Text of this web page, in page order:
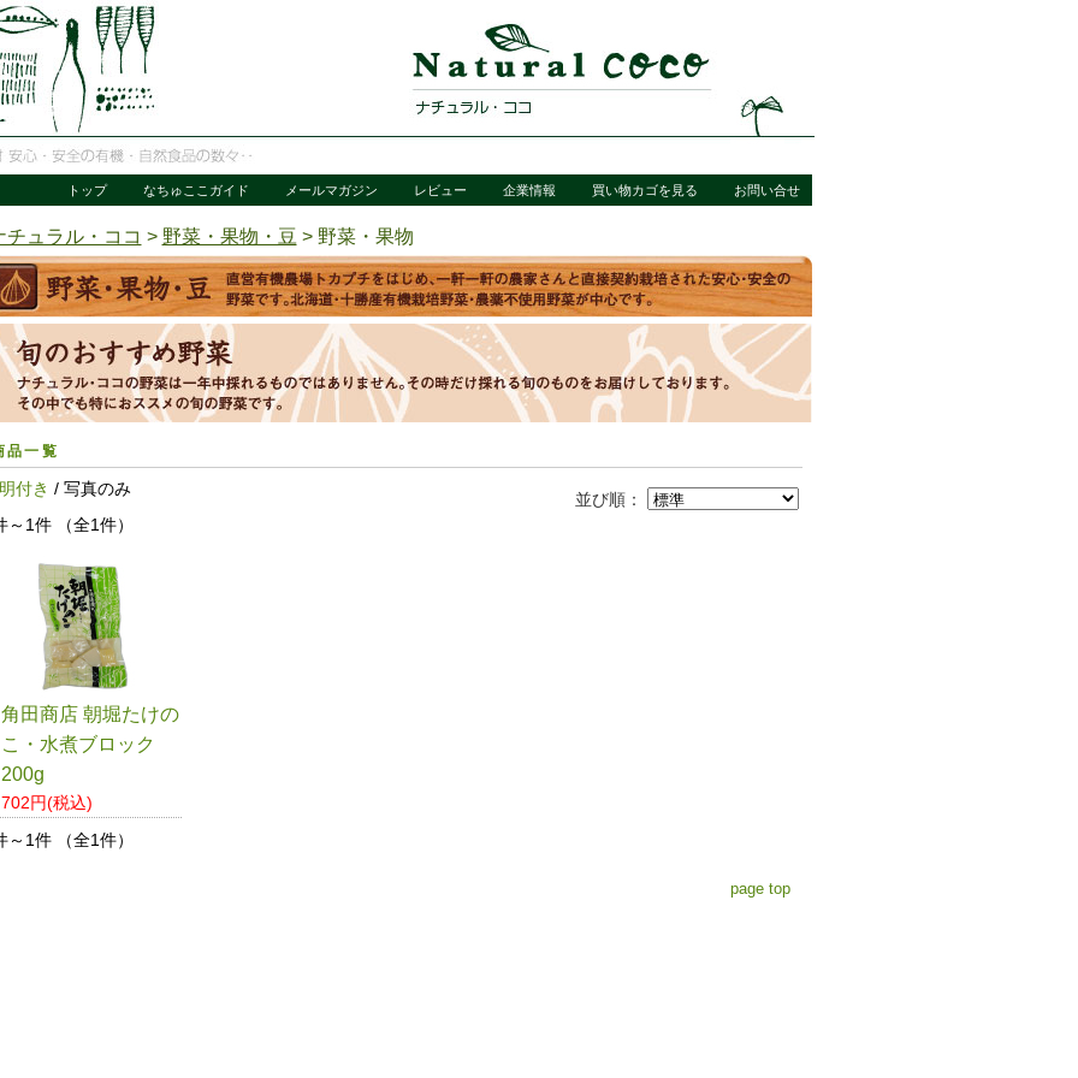
トップ なちゅここガイド メールマガジン レビュー 企業情報 買い物カゴを見る お問い合せ
チュラル・ココ > 野菜・果物・豆 > 野菜・果物
品一覧
並び順：
付き / 写真のみ
～1件 （全1件）
角田商店 朝堀たけの
こ・水煮ブロック
200g
702円(税込)
～1件 （全1件）
page top